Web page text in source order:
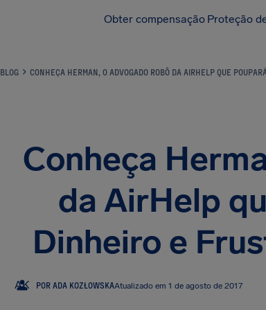
Obter compensação Proteção
BLOG CONHEÇA HERMAN, O ADVOGADO ROBÔ DA AIRHELP QUE
Conheça
da AirHelp
Dinheiro e
AK POR ADA KOZŁOWSKAAtualizado em 1 de agosto de 2017